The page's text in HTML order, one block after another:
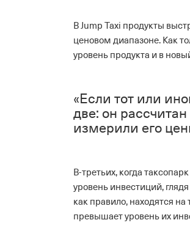
В Jump Taxi продукты
ценовом диапазоне. Как
уровень продукта и в
«Если тот или
две: он
измерили его
В-третьих, когда
уровень инвестиций,
как правило, находятся
превышает уровень их